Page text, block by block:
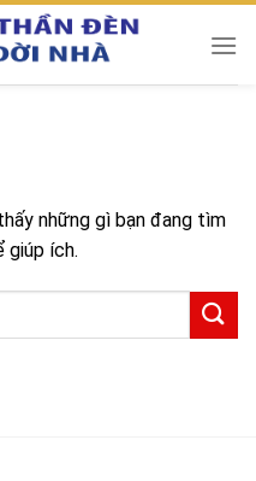
những gì bạn đang tìm
giúp ích.